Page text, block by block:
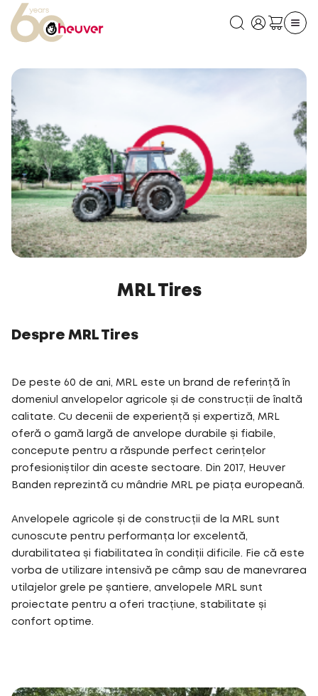
MRL Tires
Despre MRL Tires
De peste 60 de ani, MRL este un brand de referință în
domeniul anvelopelor agricole și de construcții de înaltă
calitate. Cu decenii de experiență și expertiză, MRL
oferă o gamă largă de anvelope durabile și fiabile,
concepute pentru a răspunde perfect cerințelor
profesioniștilor din aceste sectoare. Din 2017, Heuver
Banden reprezintă cu mândrie MRL pe piața europeană.
Anvelopele agricole și de construcții de la MRL sunt
cunoscute pentru performanța lor excelentă,
durabilitatea și fiabilitatea în condiții dificile. Fie că este
vorba de utilizare intensivă pe câmp sau de manevrarea
utilajelor grele pe șantiere, anvelopele MRL sunt
proiectate pentru a oferi tracțiune, stabilitate și
confort optime.